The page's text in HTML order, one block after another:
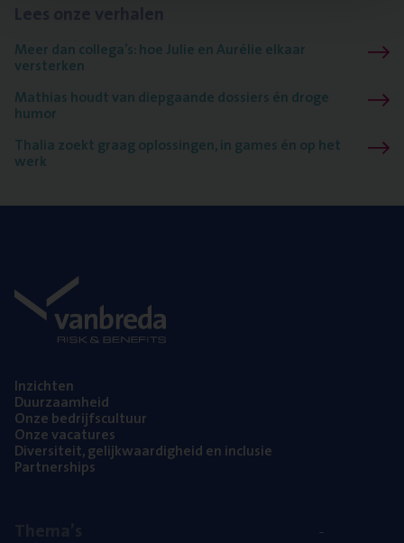
Meer dan collega’s: hoe Julie en Aurélie elkaar
versterken
Mathias houdt van diepgaande dossiers én droge
humor
Thalia zoekt graag oplossingen, in games én op het
werk
Inzich­ten
Duur­zaam­heid
Onze bedrijfs­cul­tuur
Onze vaca­tu­res
Diver­si­teit, gelijk­waar­dig­heid en inclusie
Part­ner­ships